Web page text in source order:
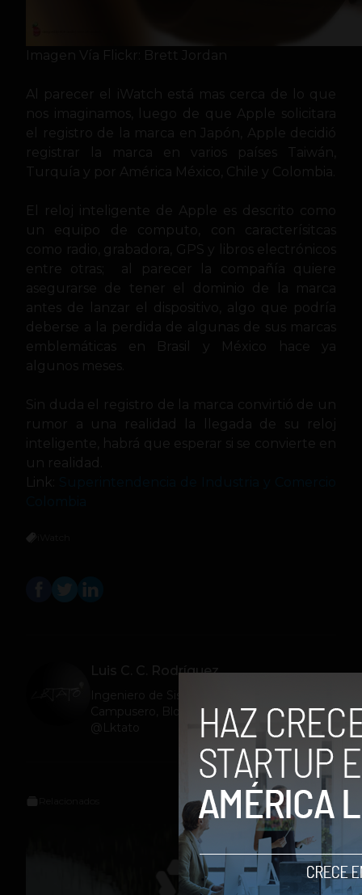
Imagen Vía Flickr: Brett Jordan
Al parecer el iWatch está mas cerca de lo que
nos imaginamos, luego de que Apple solicitara
el registro de la marca en Japón, Apple decidió
registrar la marca en varios
países Taiwán,
Turquía y por América México, Chile y Colombia.
El reloj inteligente de Apple es descrito como
un equipo de computo, con caracterísitcas
como radio, grabadora, GPS y libros electrónicos
entre otras; al parecer la compañía quiere
asegurarse de tener el dominio de la marca
antes de lanzar el dispositivo, algo que podría
deberse a la perdida de algunas de sus marcas
emblemáticas en Brasil y México hace ya
algunos meses.
Sin duda el registro de la marca convirtió de un
rumor a una realidad la llegada de su reloj
inteligente, habrá que esperar si se convierte en
un realidad.
Link:
Luis C. C. Rodríguez
Ingeniero de Sistemas, Escritor aficionado,
Campusero, Bloguero Sígueme en Twitter:
@Lktato